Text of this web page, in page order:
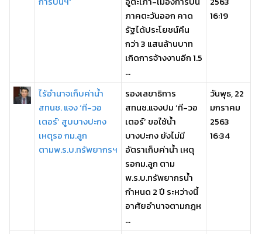
ภาคตะวันออก คาด
รัฐได้ประโยชน์คืน
กว่า 3 แสนล้านบาท
เกิดการจ้างงานอีก 1.5
...
16:19
ไร้อำนาจเก็บค่าน้ำ
สทนช. แจง ‘ที-วอ
เตอร์’ สูบบางปะกง
เหตุรอ กม.ลูก
ตามพ.ร.บ.ทรัพยากรฯ
รองเลขาธิการ
สทนช.แจงปม ‘ที-วอ
เตอร์’ ขอใช้น้ำ
บางปะกง ยังไม่มี
อัตราเก็บค่าน้ำ เหตุ
รอกม.ลูก ตาม
พ.ร.บ.ทรัพยากรน้ำ
กำหนด 2 ปี ระหว่างนี้
อาศัยอำนาจตามกฎห
...
วันพุธ, 22
มกราคม
2563
16:34